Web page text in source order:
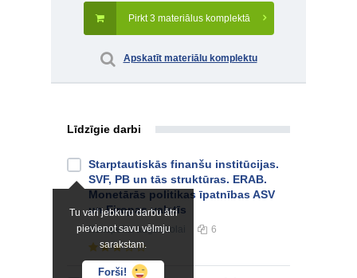
Pirkt 3 materiālus komplektā
Apskatīt materiālu komplektu
Līdzīgie darbi
Tu vari jebkuru darbu ātri
pievienot savu vēlmju
sarakstam.
Forši!
Starptautiskās finanšu institūcijas.
SVF, PB un tās struktūras. ERAB.
Monetārās politikas īpatnības ASV
un Eiropas valstīs
Konspektsaugstskolai 6